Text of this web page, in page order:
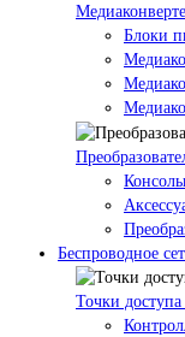
Блоки
Беспроводное
Точки